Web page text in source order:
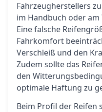
Fahrzeugherstellers
im Handbuch oder
Eine falsche
Fahrkomfort
Verschleiß und den
Zudem sollte das
den
optimale Haftung zu
Beim Profil der